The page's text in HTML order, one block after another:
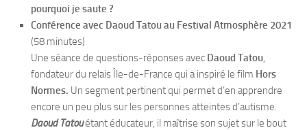
pourquoi je saute ?
Conférence avec Daoud Tatouau Festival Atmosphère 2021
(58 minutes)
Une séance de questions-réponses avec Daoud Tatou,
fondateur du relais Île-de-France qui a inspiré le film Hors
Normes. Un segment pertinent qui permet d’en apprendre
encore un peu plus sur les personnes atteintes d’autisme.
Daoud Tatouétant éducateur, il maîtrise son sujet sur le bout